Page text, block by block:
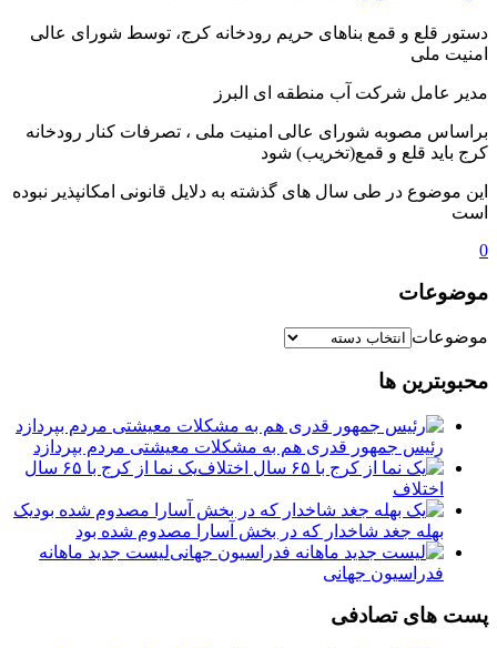
دستور قلع و قمع بناهای حریم رودخانه کرج، توسط شورای عالی
امنیت ملی
مدیر عامل شرکت آب منطقه ‌ای البرز
براساس مصوبه شورای عالی امنیت ملی ، تصرفات کنار رودخانه
کرج باید قلع و قمع(تخریب) شود
این موضوع در طی سال ‌های گذشته به دلایل قانونی امکانپذیر نبوده
است
0
موضوعات
موضوعات
محبوبترین ها
رئیس جمهور قدری هم به مشکلات معیشتی مردم بپردازد
یک نما از کرج با ۶۵ سال
اختلاف
یک
بهله جغد شاخدار که در بخش آسارا مصدوم شده بود
لیست جدید ماهانه
فدراسیون جهانی
پست های تصادفی